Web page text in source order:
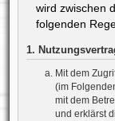
wird zwischen
folgenden
1.
Mit dem
(im
mit dem
und erklärst